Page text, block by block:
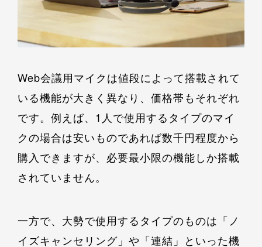
Web会議用マイクは値段によって搭載されて
いる機能が大きく異なり、価格帯もそれぞれ
です。例えば、1人で使用するタイプのマイ
クの場合は安いものであれば数千円程度から
購入できますが、必要最小限の機能しか搭載
されていません。
一方で、大勢で使用するタイプのものは「ノ
イズキャンセリング」や「連結」といった機